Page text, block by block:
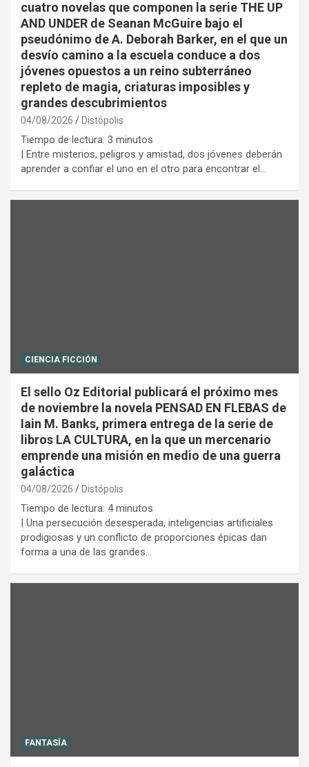
cuatro novelas que componen la serie THE UP
AND UNDER de Seanan McGuire bajo el
pseudónimo de A. Deborah Barker, en el que un
desvío camino a la escuela conduce a dos
jóvenes opuestos a un reino subterráneo
repleto de magia, criaturas imposibles y
grandes descubrimientos
04/08/2026 Distópolis
Tiempo de lectura: 3 minutos
| Entre misterios, peligros y amistad, dos jóvenes deberán
aprender a confiar el uno en el otro para encontrar el…
CIENCIA FICCIÓN
El sello Oz Editorial publicará el próximo mes
de noviembre la novela PENSAD EN FLEBAS de
Iain M. Banks, primera entrega de la serie de
libros LA CULTURA, en la que un mercenario
emprende una misión en medio de una guerra
galáctica
04/08/2026 Distópolis
Tiempo de lectura: 4 minutos
| Una persecución desesperada, inteligencias artificiales
prodigiosas y un conflicto de proporciones épicas dan
forma a una de las grandes…
FANTASÍA